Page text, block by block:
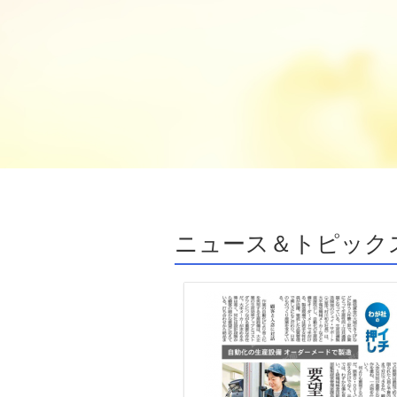
ニュース＆トピック